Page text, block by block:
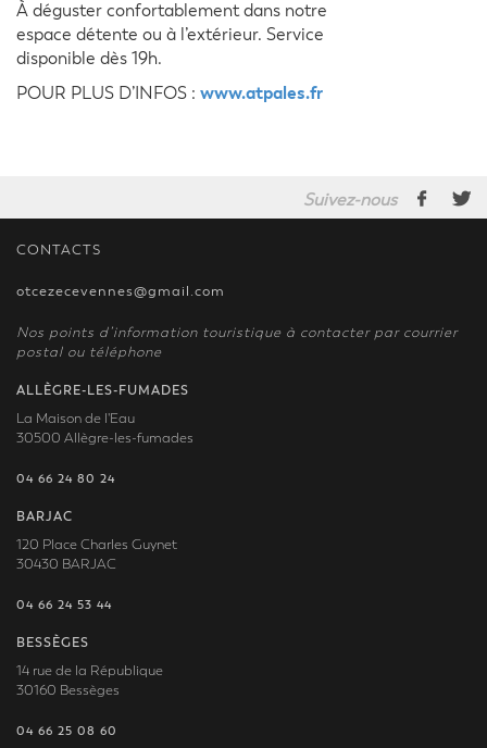
À déguster confortablement dans notre
espace détente ou à l’extérieur. Service
disponible dès 19h.
POUR PLUS D’INFOS : www.atpales.fr
Suivez-nous
CONTACTS
otcezecevennes@gmail.com
Nos points d’information touristique à contacter par courrier
postal ou téléphone
ALLÈGRE-LES-FUMADES
La Maison de l'Eau
30500 Allègre-les-fumades
04 66 24 80 24
BARJAC
120 Place Charles Guynet
30430 BARJAC
04 66 24 53 44
BESSÈGES
14 rue de la République
30160 Bessèges
04 66 25 08 60